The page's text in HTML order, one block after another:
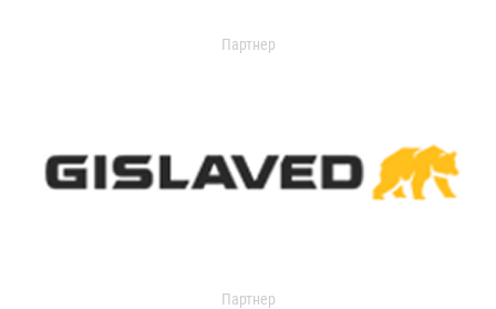
Партнер
Партнер